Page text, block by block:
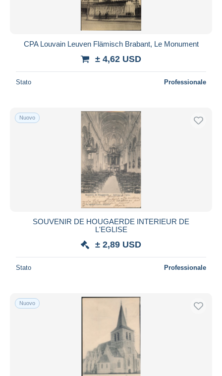
CPA Louvain Leuven Flämisch Brabant, Le Monument
± 4,62 USD
Stato Professionale
Nuovo
SOUVENIR DE HOUGAERDE INTERIEUR DE
L'EGLISE
± 2,89 USD
Stato Professionale
Nuovo